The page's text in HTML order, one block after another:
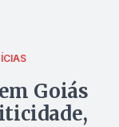
Goiás